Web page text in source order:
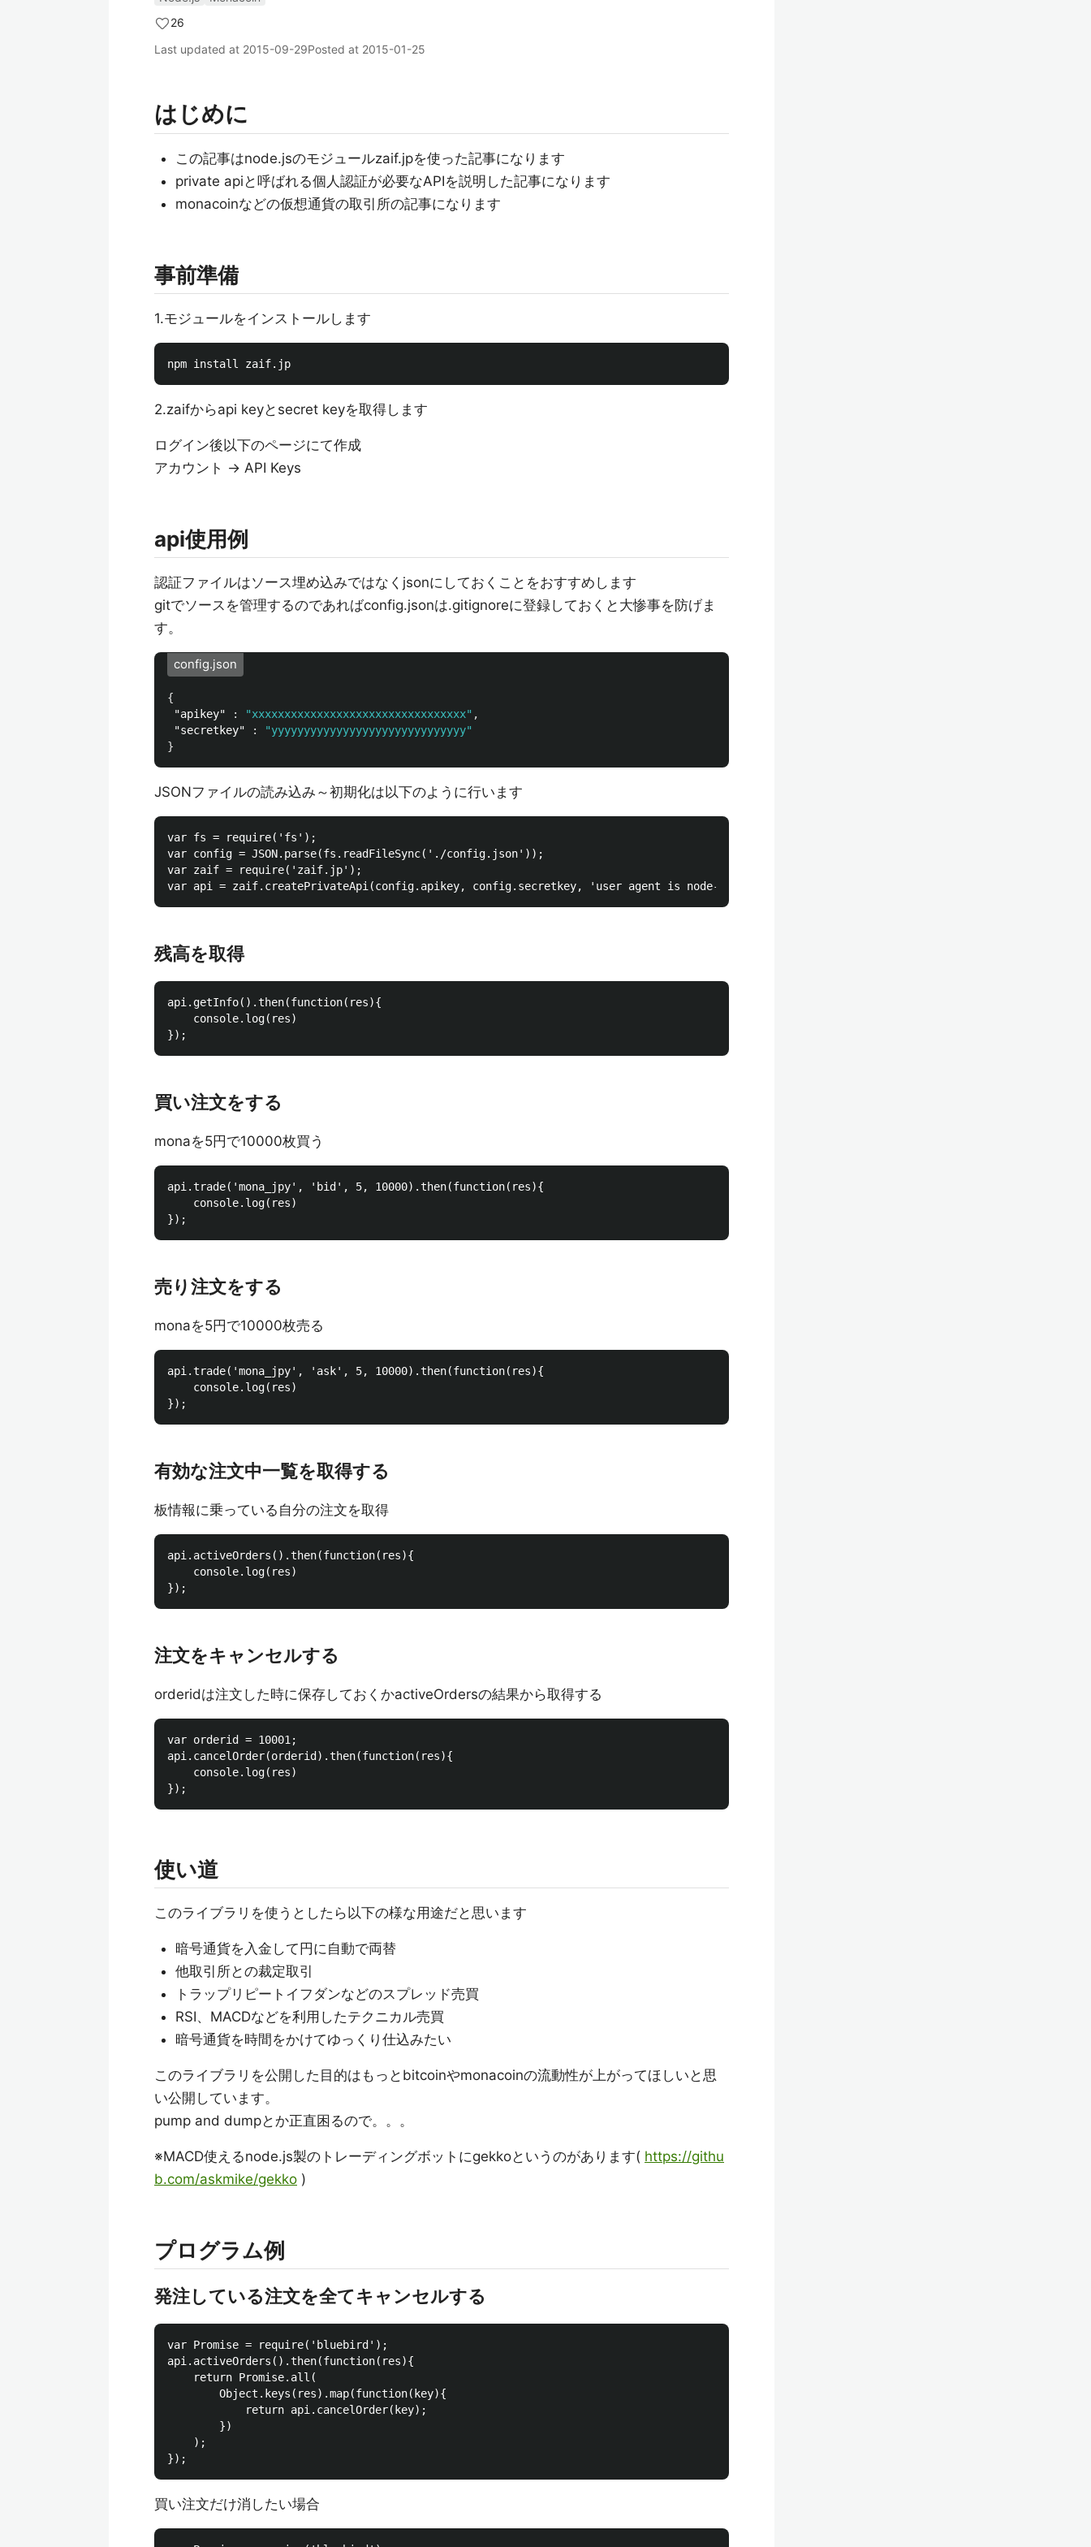
26
Last updated at 2015-09-29Posted at 2015-01-25
はじめに
この記事はnode.jsのモジュールzaif.jpを使った記事になります
private apiと呼ばれる個人認証が必要なAPIを説明した記事になります
monacoinなどの仮想通貨の取引所の記事になります
事前準備
1.モジュールをインストールします
2.zaifからapi keyとsecret keyを取得します
ログイン後以下のページにて作成
アカウント -> API Keys
api使用例
認証ファイルはソース埋め込みではなくjsonにしておくことをおすすめします
gitでソースを管理するのであればconfig.jsonは.gitignoreに登録しておくと大惨事を防げま
す。
config.json
{
"apikey"
: "xxxxxxxxxxxxxxxxxxxxxxxxxxxxxxxxx" ,
"secretkey"
:
"yyyyyyyyyyyyyyyyyyyyyyyyyyyyyy"
}
JSONファイルの読み込み～初期化は以下のように行います
var fs = require('fs');
var config = JSON.parse(fs.readFileSync('./config.json'));
var zaif = require('zaif.jp');
残高を取得
api.getInfo().then(function(res){
    console.log(res)
買い注文をする
monaを5円で10000枚買う
api.trade('mona_jpy', 'bid', 5, 10000).then(function(res){
    console.log(res)
売り注文をする
monaを5円で10000枚売る
api.trade('mona_jpy', 'ask', 5, 10000).then(function(res){
    console.log(res)
有効な注文中一覧を取得する
板情報に乗っている自分の注文を取得
api.activeOrders().then(function(res){
    console.log(res)
注文をキャンセルする
orderidは注文した時に保存しておくかactiveOrdersの結果から取得する
var orderid = 10001;
api.cancelOrder(orderid).then(function(res){
    console.log(res)
使い道
このライブラリを使うとしたら以下の様な用途だと思います
暗号通貨を入金して円に自動で両替
他取引所との裁定取引
トラップリピートイフダンなどのスプレッド売買
RSI、MACDなどを利用したテクニカル売買
暗号通貨を時間をかけてゆっくり仕込みたい
このライブラリを公開した目的はもっとbitcoinやmonacoinの流動性が上がってほしいと思
い公開しています。
pump and dumpとか正直困るので。。。
※MACD使えるnode.js製のトレーディングボットにgekkoというのがあります( https://githu
b.com/askmike/gekko )
プログラム例
発注している注文を全てキャンセルする
var Promise = require('bluebird');
api.activeOrders().then(function(res){
    return Promise.all(
        Object.keys(res).map(function(key){
            return api.cancelOrder(key);
        })
    );
買い注文だけ消したい場合